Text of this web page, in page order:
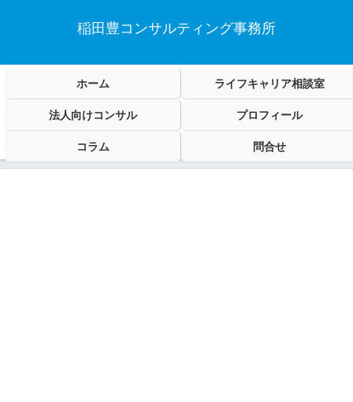
稲田豊コンサルティング事務所
ホーム ライフキャリア相談室
法人向けコンサル プロフィール
コラム 問合せ